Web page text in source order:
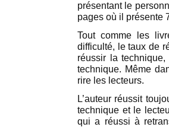
présentant le
pages où il présente
Tout comme les
difficulté, le taux de
réussir la
technique. Même
rire les lecteurs.
L’auteur réussit
technique et le
qui a réussi à